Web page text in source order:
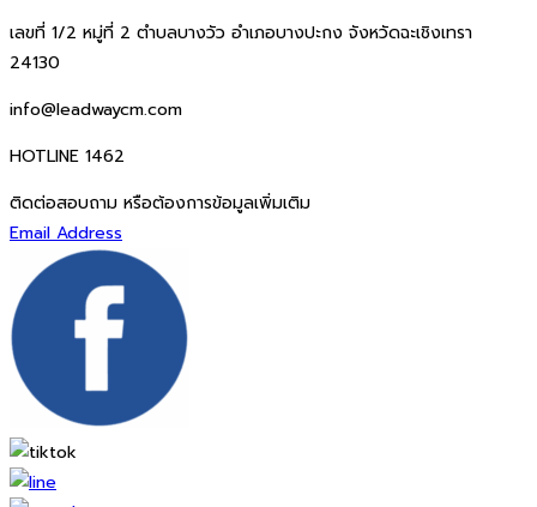
เลขที่ 1/2 หมู่ที่ 2 ตำบลบางวัว อำเภอบางปะกง จังหวัดฉะเชิงเทรา
24130
info@leadwaycm.com
HOTLINE 1462
ติดต่อสอบถาม หรือต้องการข้อมูลเพิ่มเติม
Email Address